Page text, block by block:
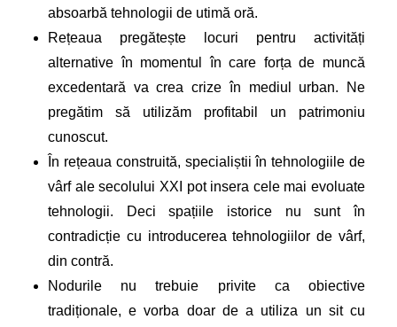
absoarbă tehnologii de utimă oră.
Rețeaua pregătește locuri pentru activități
alternative în momentul în care forța de muncă
excedentară va crea crize în mediul urban. Ne
pregătim să utilizăm profitabil un patrimoniu
cunoscut.
În rețeaua construită, specialiștii în tehnologiile de
vârf ale secolului XXI pot insera cele mai evoluate
tehnologii. Deci spațiile istorice nu sunt în
contradicție cu introducerea tehnologiilor de vârf,
din contră.
Nodurile nu trebuie privite ca obiective
tradiționale, e vorba doar de a utiliza un sit cu